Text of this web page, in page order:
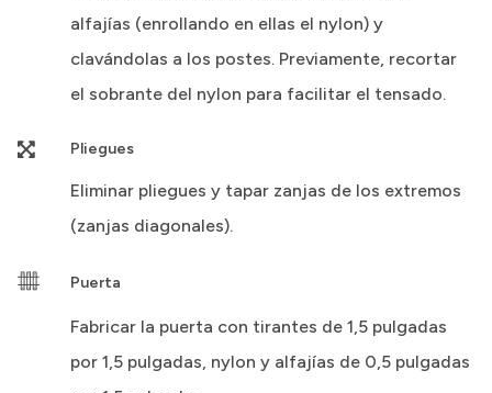
alfajías (enrollando en ellas el nylon) y
clavándolas a los postes. Previamente, recortar
el sobrante del nylon para facilitar el tensado.
Pliegues
Eliminar pliegues y tapar zanjas de los extremos
(zanjas diagonales).
Puerta
Fabricar la puerta con tirantes de 1,5 pulgadas
por 1,5 pulgadas, nylon y alfajías de 0,5 pulgadas